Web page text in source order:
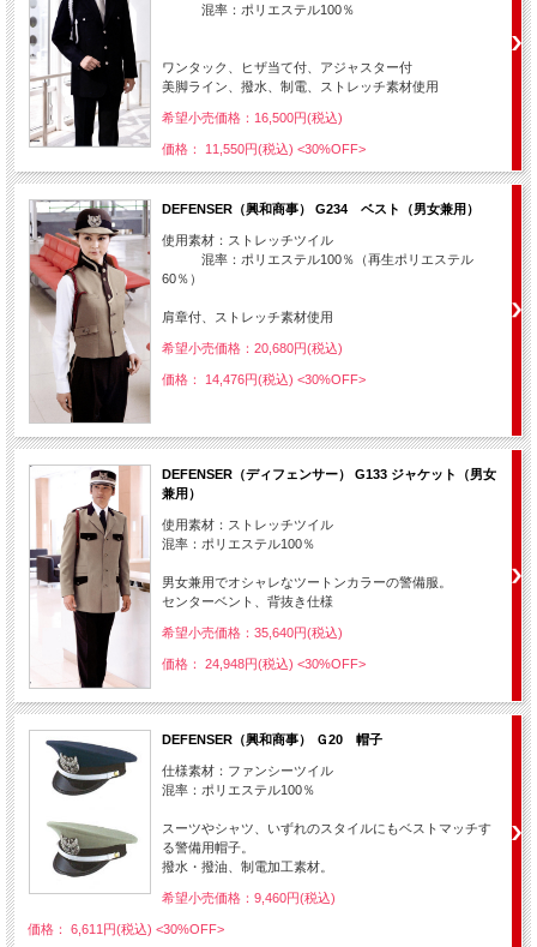
混率：ポリエステル100％
ワンタック、ヒザ当て付、アジャスター付
美脚ライン、撥水、制電、ストレッチ素材使用
希望小売価格：16,500円(税込)
価格： 11,550円(税込) <30%OFF>
DEFENSER（興和商事） G234 ベスト（男女兼用）
使用素材：ストレッチツイル
混率：ポリエステル100％（再生ポリエステル
60％）
肩章付、ストレッチ素材使用
希望小売価格：20,680円(税込)
価格： 14,476円(税込) <30%OFF>
DEFENSER（ディフェンサー） G133 ジャケット（男女
兼用）
使用素材：ストレッチツイル
混率：ポリエステル100％
男女兼用でオシャレなツートンカラーの警備服。
センターベント、背抜き仕様
希望小売価格：35,640円(税込)
価格： 24,948円(税込) <30%OFF>
DEFENSER（興和商事） Ｇ20 帽子
仕様素材：ファンシーツイル
混率：ポリエステル100％
スーツやシャツ、いずれのスタイルにもベストマッチす
る警備用帽子。
撥水・撥油、制電加工素材。
希望小売価格：9,460円(税込)
価格： 6,611円(税込) <30%OFF>